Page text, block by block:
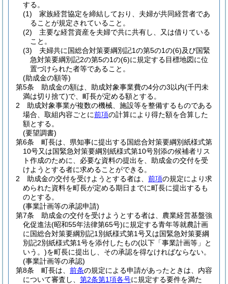
する。
(1)
家族経営協定を締結しており、夫婦が共同経営者であ
ることが規定されていること。
(2)
主要な経営資産を夫婦で共に共有し、又は借りている
こと。
(3)
夫婦共に国総合対策要綱別記1の第5の1の(6)及び国緊
急対策要綱別記2の第5の1の(6)に規定する目標地図に位
置づけられた者等であること。
(助成金の額等)
第5条
助成金の額は、助成対象事業費の4分の3以内(千円未
満は切り捨て)で、町長が定める額とする。
2
助成対象事業が複数の機械、施設等を整備するものである
場合、取組内容ごとに前項の計算により得た額を合算した
額とする。
(要望調書)
第6条
町長は、県知事に提出する国総合対策要綱別紙様式第
10号又は国緊急対策要綱別紙様式第10号別添の候補者リス
ト作成のために、必要な資料の提出を、助成金の交付を受
けようとする者に求めることができる。
2
助成金の交付を受けようとする者は、 前項の規定により求
められた資料を町長が定める期日までに町長に提出するも
のとする。
(事業計画等の承認申請)
第7条
助成金の交付を受けようとする者は、農業経営基盤強
化促進法(昭和55年法律第65号)に規定する青年等就農計画
に国総合対策要綱別記1別紙様式第1号又は国緊急対策要綱
別記2別紙様式第1号を添付したもの(以下「事業計画等」と
いう。)を町長に提出し、その承認を得なければならない。
(事業計画等の承認)
第8条
町長は、 前条の規定による申請があったときは、内容
について審査し、 第2条第1項各号に規定する要件を満た